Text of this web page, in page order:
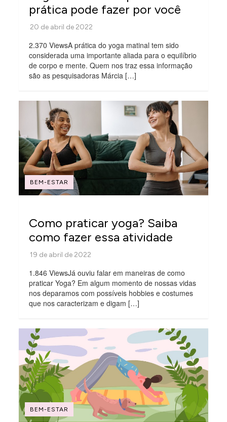
prática pode fazer por você
2.370 ViewsA prática do yoga matinal tem sido
considerada uma importante aliada para o equilíbrio
de corpo e mente. Quem nos traz essa informação
são as pesquisadoras Márcia […]
BEM-ESTAR
Como praticar yoga? Saiba
como fazer essa atividade
1.846 ViewsJá ouviu falar em maneiras de como
praticar Yoga? Em algum momento de nossas vidas
nos deparamos com possíveis hobbies e costumes
que nos caracterizam e digam […]
BEM-ESTAR